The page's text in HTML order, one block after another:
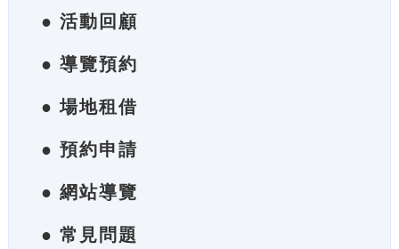
● 活動回顧
● 導覽預約
● 場地租借
● 預約申請
● 網站導覽
● 常見問題